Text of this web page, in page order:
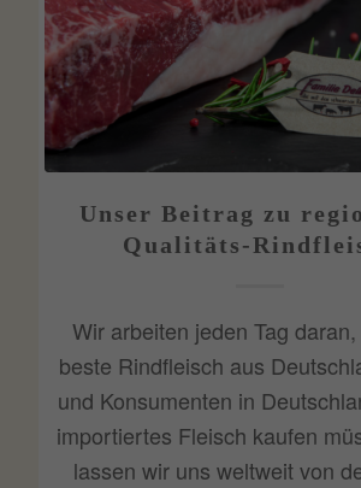
Unser Beitrag zu
Qualitäts-
Wir arbeiten jeden Tag
beste Rindfleisch aus
und Konsumenten in
importiertes Fleisch kaufen
lassen wir uns weltweit von